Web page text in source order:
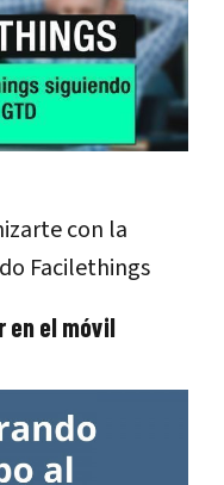
con la
Facilethings
en el móvil